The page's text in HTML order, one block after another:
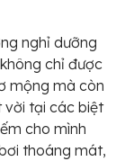
nghỉ dưỡng
chỉ được
mộng mà còn
vời tại các biệt
cho mình
thoáng mát,